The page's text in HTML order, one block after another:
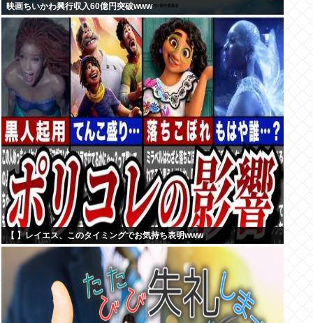
映画ちいかわ興行収入60億円突破www
【 】レイエス、このタイミングでお気持ち表明www